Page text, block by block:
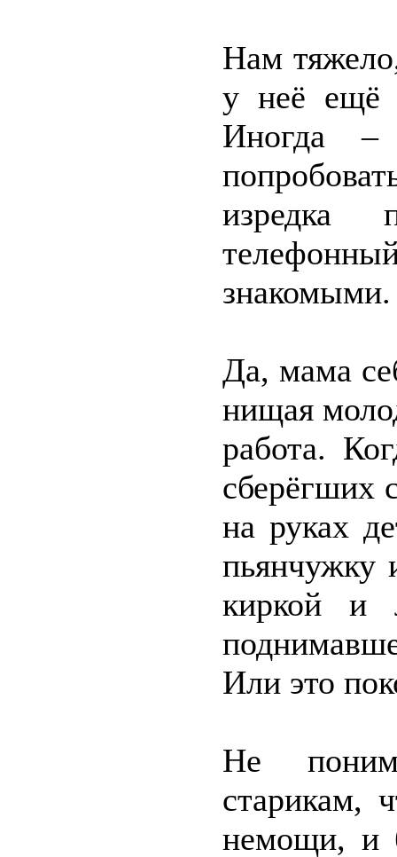
Нам
у неё ещё
Иногда –
изредка
знакомыми.
Да, мама
нищая
работа.
сберёгших
на руках
пьянчужку
киркой и
Или это
Не
старикам,
немощи, и